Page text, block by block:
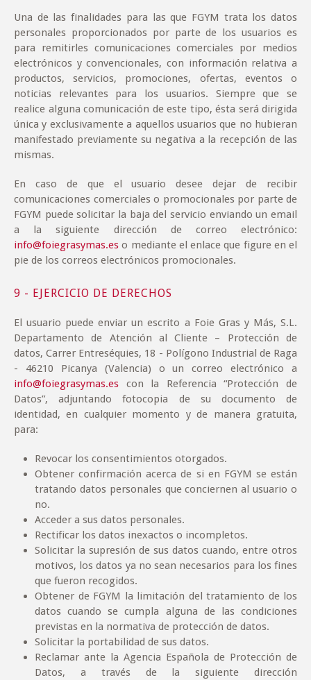
Una de las finalidades para las que FGYM trata los datos
personales proporcionados por parte de los usuarios es
para remitirles comunicaciones comerciales por medios
electrónicos y convencionales, con información relativa a
productos, servicios, promociones, ofertas, eventos o
noticias relevantes para los usuarios. Siempre que se
realice alguna comunicación de este tipo, ésta será dirigida
única y exclusivamente a aquellos usuarios que no hubieran
manifestado previamente su negativa a la recepción de las
mismas.
En caso de que el usuario desee dejar de recibir
comunicaciones comerciales o promocionales por parte de
FGYM puede solicitar la baja del servicio enviando un email
a la siguiente dirección de correo electrónico:
info@foiegrasymas.es o mediante el enlace que figure en el
pie de los correos electrónicos promocionales.
9 - EJERCICIO DE DERECHOS
El usuario puede enviar un escrito a Foie Gras y Más, S.L.
Departamento de Atención al Cliente – Protección de
datos, Carrer Entreséquies, 18 - Polígono Industrial de Raga
- 46210 Picanya (Valencia) o un correo electrónico a
info@foiegrasymas.es con la Referencia “Protección de
Datos”, adjuntando fotocopia de su documento de
identidad, en cualquier momento y de manera gratuita,
para:
Revocar los consentimientos otorgados.
Obtener confirmación acerca de si en FGYM se están
tratando datos personales que conciernen al usuario o
no.
Acceder a sus datos personales.
Rectificar los datos inexactos o incompletos.
Solicitar la supresión de sus datos cuando, entre otros
motivos, los datos ya no sean necesarios para los fines
que fueron recogidos.
Obtener de FGYM la limitación del tratamiento de los
datos cuando se cumpla alguna de las condiciones
previstas en la normativa de protección de datos.
Solicitar la portabilidad de sus datos.
Reclamar ante la Agencia Española de Protección de
Datos, a través de la siguiente dirección